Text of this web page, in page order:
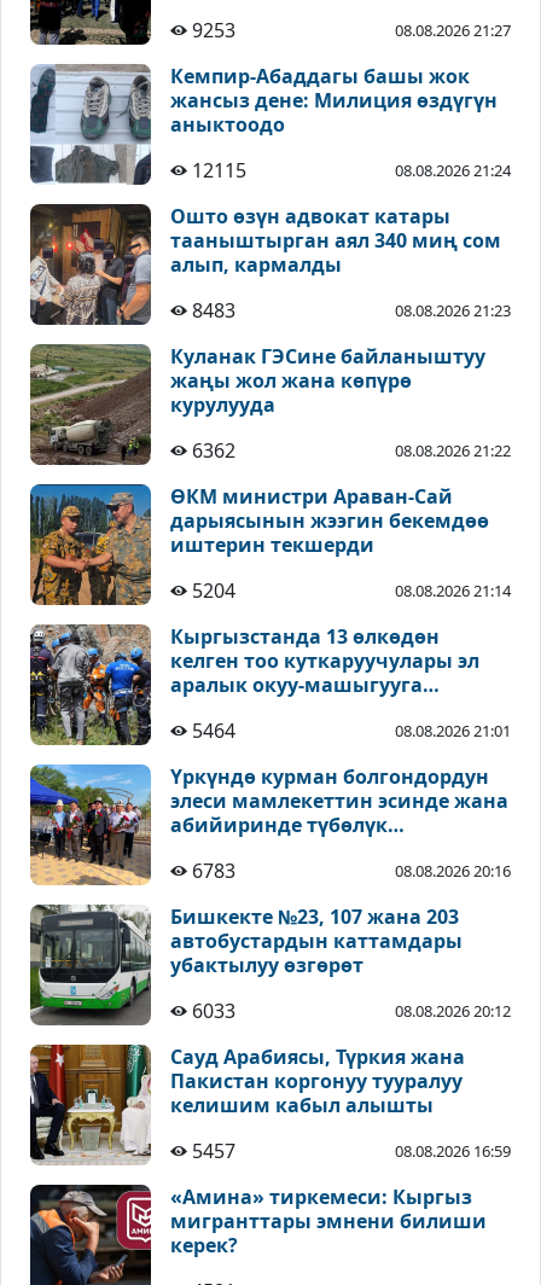
9253
08.08.2026 21:27
Кемпир-Абаддагы башы жок
жансыз дене: Милиция өздүгүн
аныктоодо
12115
08.08.2026 21:24
Ошто өзүн адвокат катары
тааныштырган аял 340 миң сом
алып, кармалды
8483
08.08.2026 21:23
Куланак ГЭСине байланыштуу
жаңы жол жана көпүрө
курулууда
6362
08.08.2026 21:22
ӨКМ министри Араван-Сай
дарыясынын жээгин бекемдөө
иштерин текшерди
5204
08.08.2026 21:14
Кыргызстанда 13 өлкөдөн
келген тоо куткаруучулары эл
аралык окуу-машыгууга
5464
08.08.2026 21:01
Үркүндө курман болгондордун
элеси мамлекеттин эсинде жана
абийиринде түбөлүк
6783
08.08.2026 20:16
Бишкекте №23, 107 жана 203
автобустардын каттамдары
убактылуу өзгөрөт
6033
08.08.2026 20:12
Сауд Арабиясы, Түркия жана
Пакистан коргонуу тууралуу
келишим кабыл алышты
5457
08.08.2026 16:59
«Амина» тиркемеси: Кыргыз
мигранттары эмнени билиши
керек?